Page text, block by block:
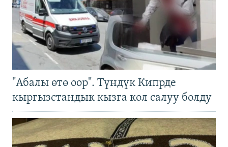
"Абалы өтө оор". Түндүк Кипрде
кыргызстандык кызга кол салуу болду